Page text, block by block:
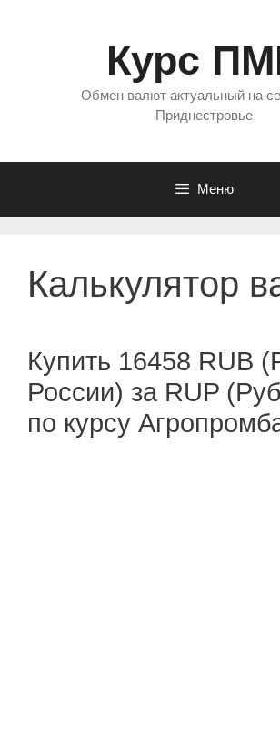
Курс
Обмен валют актуальный на
Приднестровье
Меню
Калькулятор
Купить 16458 RUB
России) за RUP
по курсу